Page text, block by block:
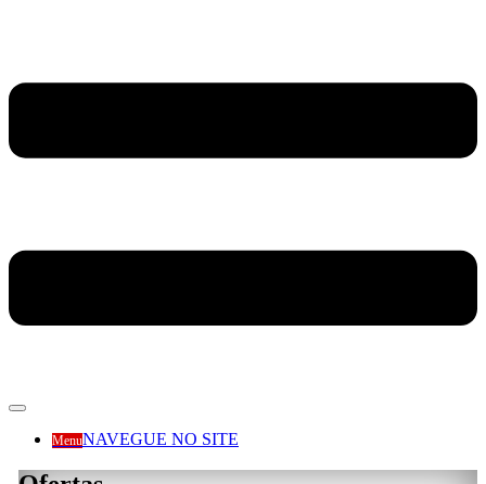
MenuNAVEGUE NO SITE